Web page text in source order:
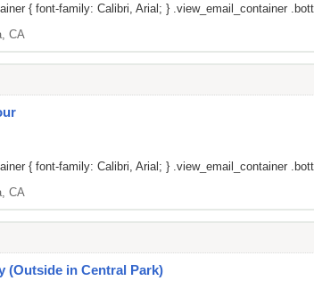
{ font-family: Calibri, Arial; } .view_email_container
CA
{ font-family: Calibri, Arial; } .view_email_container
CA
(Outside in Central Park)